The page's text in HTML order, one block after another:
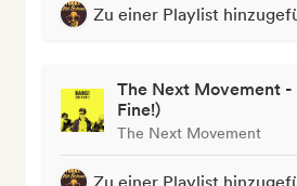
Zu einer Playlist
The Next Movement -
Fine!)
The Next Movement
Zu einer Playlist